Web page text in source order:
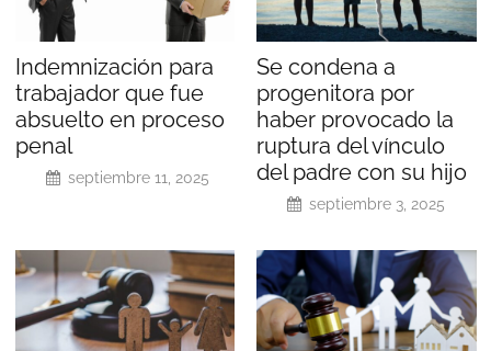
Indemnización para
trabajador que fue
absuelto en proceso
penal
septiembre 11, 2025
Se condena a
progenitora por
haber provocado la
ruptura del vínculo
del padre con su hijo
septiembre 3, 2025